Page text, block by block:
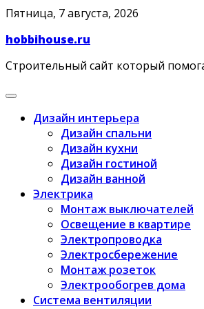
Skip
content
Пятница, 7 августа, 2026
hobbihouse.ru
Строительный сайт который
Дизайн интерьера
Дизайн спальни
Дизайн кухни
Дизайн гостиной
Дизайн ванной
Электрика
Монтаж выключателей
Освещение в квартире
Электропроводка
Электросбережение
Монтаж розеток
Электрообогрев дома
Система вентиляции